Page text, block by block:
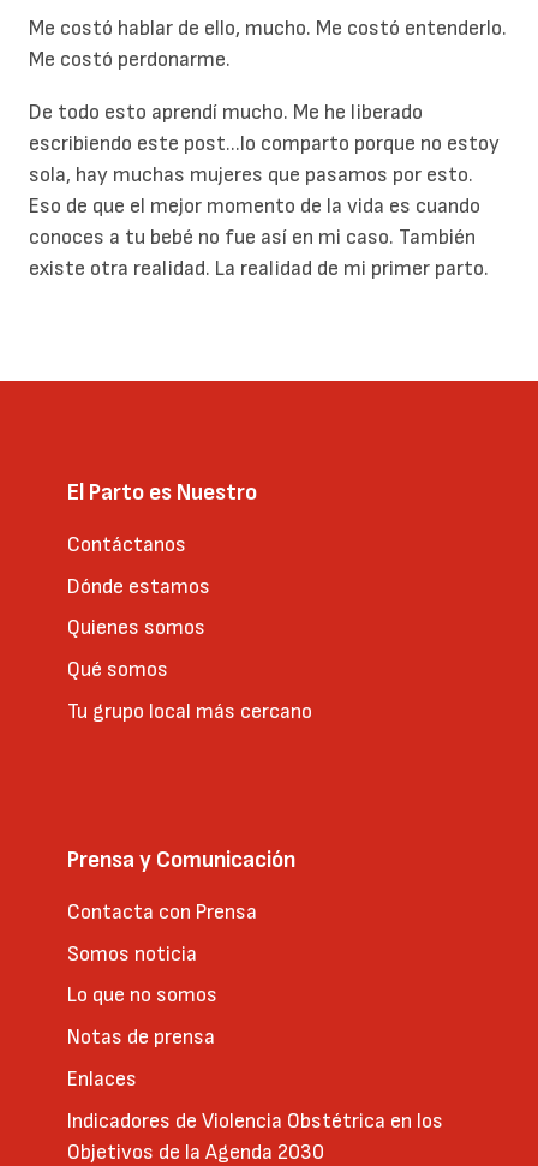
Me costó hablar de ello, mucho. Me costó entenderlo.
Me costó perdonarme.
De todo esto aprendí mucho. Me he liberado
escribiendo este post...lo comparto porque no estoy
sola, hay muchas mujeres que pasamos por esto.
Eso de que el mejor momento de la vida es cuando
conoces a tu bebé no fue así en mi caso. También
existe otra realidad. La realidad de mi primer parto.
El Parto es Nuestro
Contáctanos
Dónde estamos
Quienes somos
Qué somos
Tu grupo local más cercano
Prensa y Comunicación
Contacta con Prensa
Somos noticia
Lo que no somos
Notas de prensa
Enlaces
Indicadores de Violencia Obstétrica en los
Objetivos de la Agenda 2030